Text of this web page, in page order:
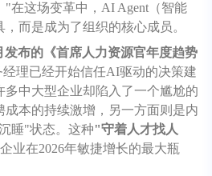
在这场变革中，AI Agent（智能
而是成为了组织的核心成员。
发布的《首席人力资源官年度趋势
经理已经开始信任AI驱动的决策建
中大型企业却陷入了一个尴尬的
本的持续激增，另一方面则是内
睡"状态。这种"守着人才找人
业在2026年敏捷增长的最大瓶